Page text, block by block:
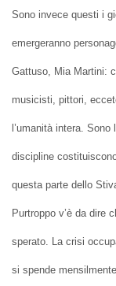
Sono invece questi i
emergeranno
Gattuso, Mia Martini:
musicisti, pittori,
l’umanità intera.
discipline
questa parte dello
Purtroppo v’è da dire
sperato. La crisi
si spende